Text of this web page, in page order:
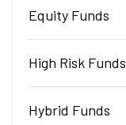
Equity Funds
High Risk Funds
Hybrid Funds